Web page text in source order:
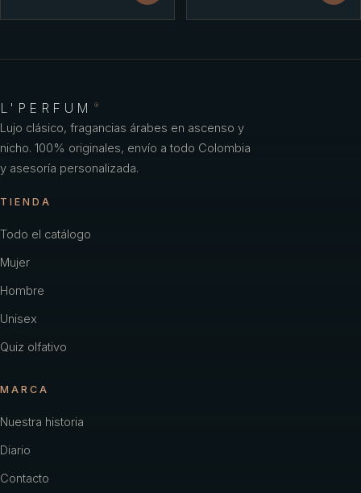
L'PERFUM ®
Lujo clásico, fragancias árabes en ascenso y
nicho. 100% originales, envío a todo Colombia
y asesoría personalizada.
TIENDA
Todo el catálogo
Mujer
Hombre
Unisex
Quiz olfativo
MARCA
Nuestra historia
Diario
Contacto